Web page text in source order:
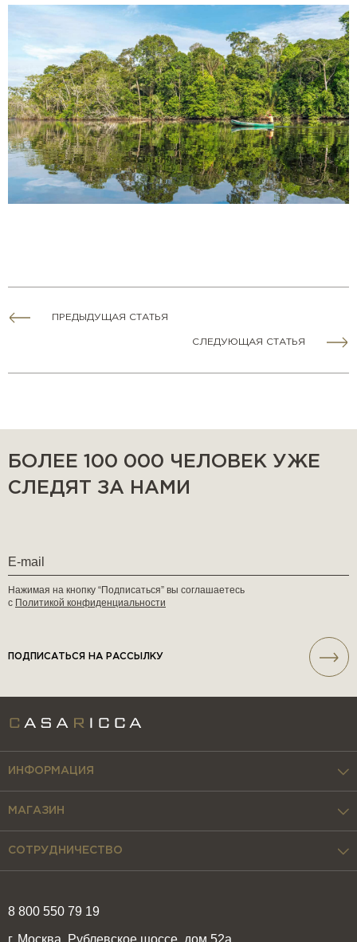
ПРЕДЫДУЩАЯ СТАТЬЯ
СЛЕДУЮЩАЯ СТАТЬЯ
БОЛЕЕ 100 000 ЧЕЛОВЕК УЖЕ
СЛЕДЯТ ЗА НАМИ
Нажимая на кнопку “Подписаться” вы соглашаетесь
с Политикой конфиденциальности
ПОДПИСАТЬСЯ НА РАССЫЛКУ
8 800 550 79 19
ИНФОРМАЦИЯ
МАГАЗИН
СОТРУДНИЧЕСТВО